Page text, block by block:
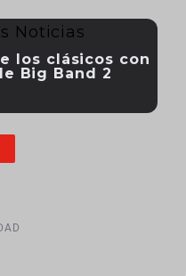
los clásicos con
Big Band 2